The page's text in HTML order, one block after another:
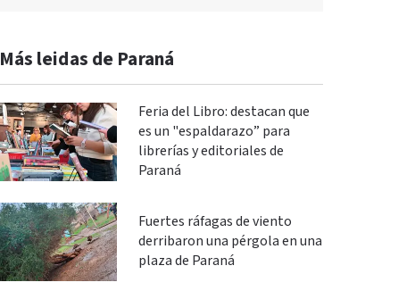
Más leidas de Paraná
Feria del Libro: destacan que
es un "espaldarazo” para
librerías y editoriales de
Paraná
Fuertes ráfagas de viento
derribaron una pérgola en una
plaza de Paraná